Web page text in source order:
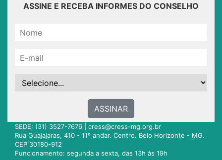
ASSINE E RECEBA INFORMES DO CONSELHO
ASSINAR
SEDE: (31) 3527-7676 | cress@cress-mg.org.br
Rua Guajajaras, 410 - 11º andar. Centro. Belo Horizonte - MG.
CEP 30180-912
Funcionamento: segunda a sexta, das 13h às 19h